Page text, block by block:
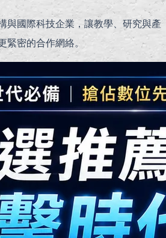
與國際科技企業，讓教學、研究與產
緊密的合作網絡。